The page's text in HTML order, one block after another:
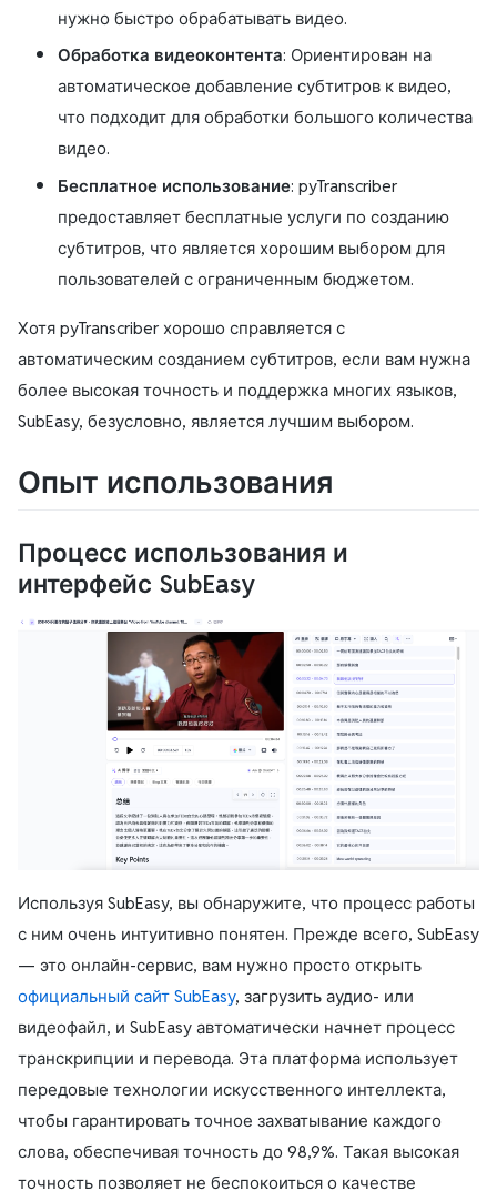
нужно быстро обрабатывать видео.
Обработка видеоконтента: Ориентирован на
автоматическое добавление субтитров к видео,
что подходит для обработки большого количества
видео.
Бесплатное использование: pyTranscriber
предоставляет бесплатные услуги по созданию
субтитров, что является хорошим выбором для
пользователей с ограниченным бюджетом.
Хотя pyTranscriber хорошо справляется с
автоматическим созданием субтитров, если вам нужна
более высокая точность и поддержка многих языков,
SubEasy, безусловно, является лучшим выбором.
Опыт использования
Процесс использования и
интерфейс SubEasy
Используя SubEasy, вы обнаружите, что процесс работы
с ним очень интуитивно понятен. Прежде всего, SubEasy
— это онлайн-сервис, вам нужно просто открыть
официальный сайт SubEasy, загрузить аудио- или
видеофайл, и SubEasy автоматически начнет процесс
транскрипции и перевода. Эта платформа использует
передовые технологии искусственного интеллекта,
чтобы гарантировать точное захватывание каждого
слова, обеспечивая точность до 98,9%. Такая высокая
точность позволяет не беспокоиться о качестве